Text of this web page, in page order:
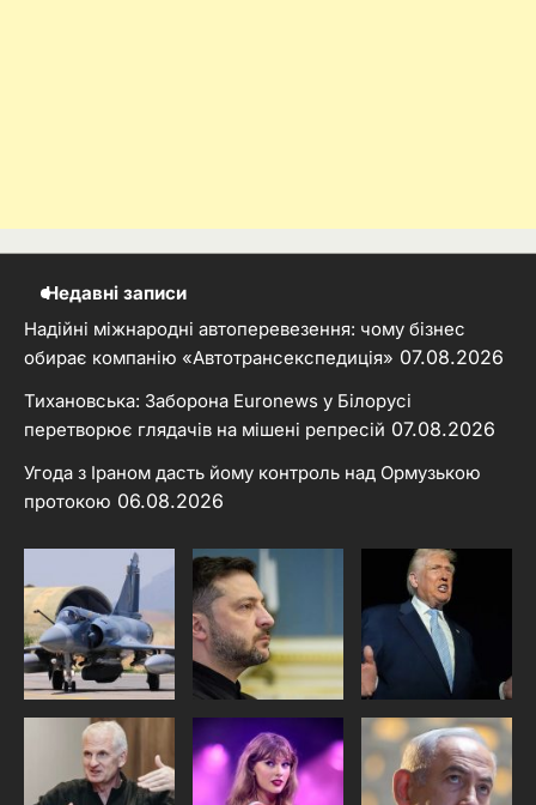
Недавні записи
Надійні міжнародні автоперевезення: чому бізнес
обирає компанію «Автотрансекспедиція» 07.08.2026
Тихановська: Заборона Euronews у Білорусі
перетворює глядачів на мішені репресій 07.08.2026
Угода з Іраном дасть йому контроль над Ормузькою
протокою 06.08.2026